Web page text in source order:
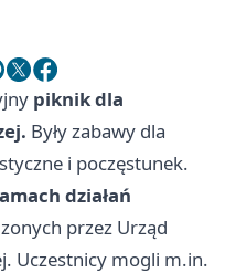
piknik dla
Były zabawy dla
i poczęstunek.
działań
przez Urząd
Uczestnicy mogli m.in.